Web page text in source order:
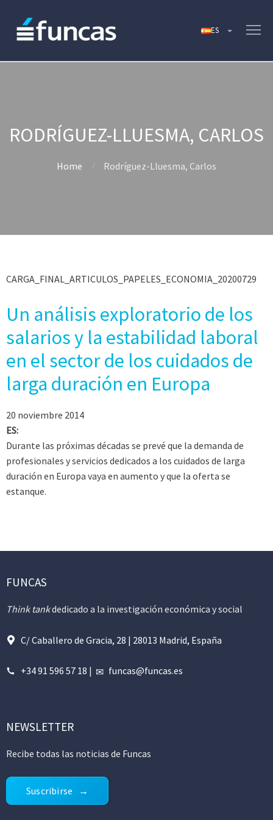
RODRÍGUEZ-LLUESMA, CARLOS
Home Rodríguez-Lluesma, Carlos
CARGA_FINAL_ARTICULOS_PAPELES_ECONOMIA_20200729
Un análisis exploratorio de los
salarios y la estabilidad laboral
en el sector de los cuidados de
larga duración en Europa
20 noviembre 2014
ES:
Durante las próximas décadas se prevé que la demanda de
profesionales y servicios dedicados a los cuidados de larga
duración en Europa vaya en aumento y que la oferta se
estanque.
FUNCAS
Think tankdedicado a la investigación económica y social
C/ Caballero de Gracia, 28 | 28013 Madrid, España
+34 91 596 57 18 | funcas@funcas.es
NEWSLETTER
Recibe todas las noticias de Funcas
Suscribirse